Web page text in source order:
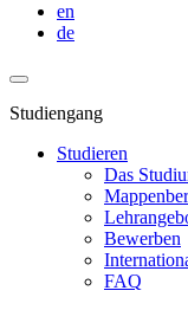
en
de
Studiengang
Studieren
Das
Bewerben
FAQ